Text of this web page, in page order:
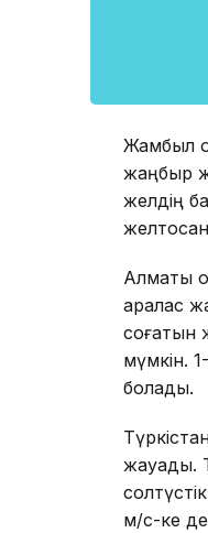
Жамбыл
жаңбыр
желдің
Алматы
аралас
соғатын
мүмкін.
болады.
жауады.
м/с-ке